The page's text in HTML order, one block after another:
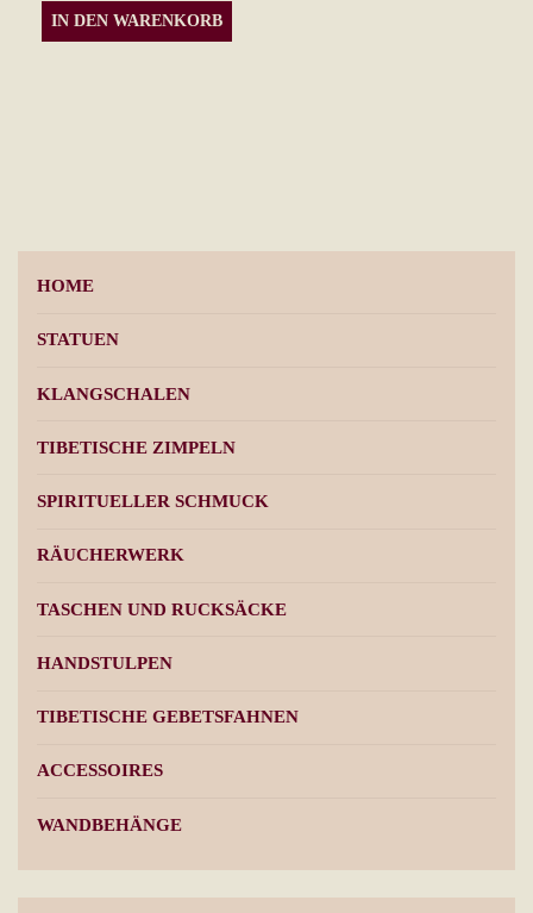
IN DEN WARENKORB
HOME
STATUEN
KLANGSCHALEN
TIBETISCHE ZIMPELN
SPIRITUELLER SCHMUCK
RÄUCHERWERK
TASCHEN UND RUCKSÄCKE
HANDSTULPEN
TIBETISCHE GEBETSFAHNEN
ACCESSOIRES
WANDBEHÄNGE